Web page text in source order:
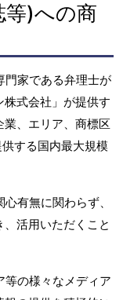
等)への商
門家である弁理士が
式会社」が提供す
、エリア、商標区
する国内最大規模
有無に関わらず、
活用いただくこと
等の様々なメディア